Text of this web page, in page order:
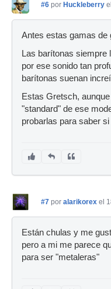
#6 por Huckleberry
Antes estas gamas de
Las barítonas siempre
por ese sonido tan
barítonas suenan
Estas Gretsch,
"standard" de ese
probarlas para saber
#7 por alarikorex el
Están chulas y me
pero a mi me parece
para ser "metaleras"